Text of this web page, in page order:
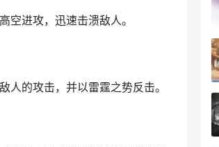
空进攻，迅速击溃敌人。
的攻击，并以雷霆之势反击。